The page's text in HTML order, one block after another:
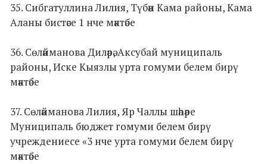
35. Сибгатуллина Лилия, Түбән Кама районы, Кама
Аланы бистәсе 1 нче мәктәбе
36. Сөләйманова Диләрә, Аксубай муниципаль
районы, Иске Кыязлы урта гомуми белем бирү
мәктәбе
37. Сөләйманова Лилия, Яр Чаллы шәһәре
Муниципаль бюджет гомуми белем бирү
учреждениесе «3 нче урта гомуми белем бирү
мәктәбе